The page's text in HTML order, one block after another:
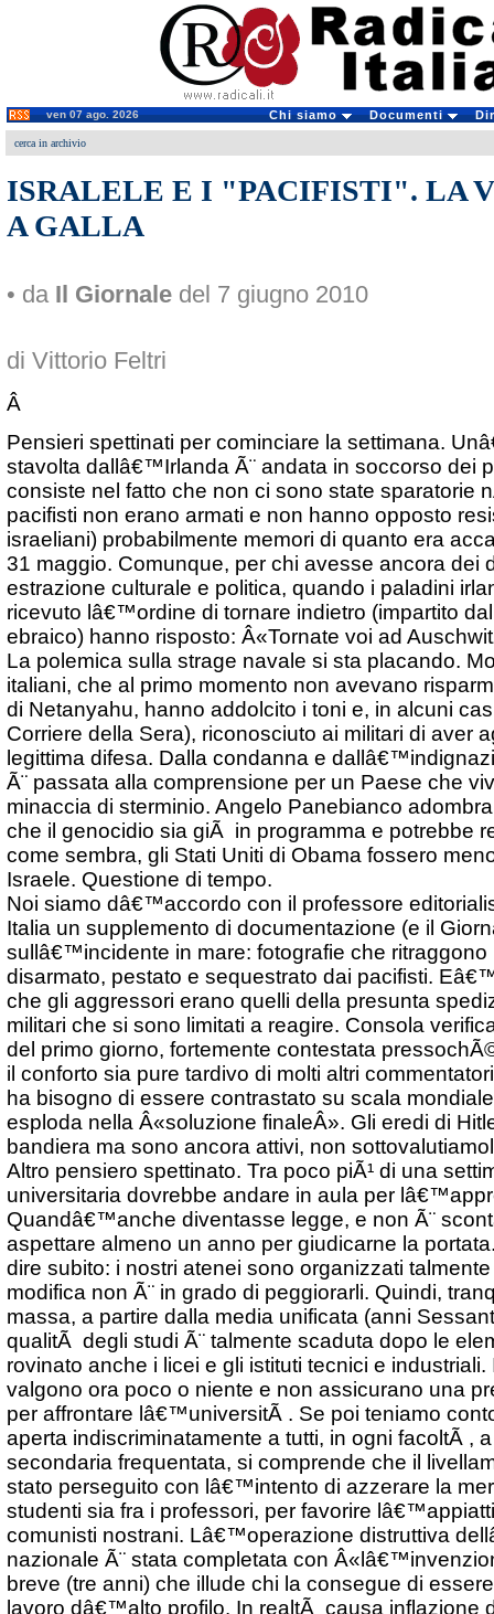
ven 07 ago. 2026 Chi siamo Documenti
cerca in archivio
ISRALELE E I "PACIFISTI". LA
A GALLA
• da Il Giornale del 7 giugno 2010
di Vittorio Feltri
Â
Pensieri spettinati per cominciare la settimana.
stavolta dallâ€™Irlanda Ã¨ andata in soccorso dei
consiste nel fatto che non ci sono state sparatorie
pacifisti non erano armati e non hanno opposto
israeliani) probabilmente memori di quanto era
31 maggio. Comunque, per chi avesse ancora dei
estrazione culturale e politica, quando i paladini
ricevuto lâ€™ordine di tornare indietro (impartito
ebraico) hanno risposto: Â«Tornate voi ad
La polemica sulla strage navale si sta placando.
italiani, che al primo momento non avevano
di Netanyahu, hanno addolcito i toni e, in alcuni
Corriere della Sera), riconosciuto ai militari di aver
legittima difesa. Dalla condanna e
Ã¨ passata alla comprensione per un Paese che
minaccia di sterminio. Angelo Panebianco
che il genocidio sia giÃ in programma e potrebbe
come sembra, gli Stati Uniti di Obama fossero
Israele. Questione di tempo.
Noi siamo dâ€™accordo con il professore
Italia un supplemento di documentazione (e il
sullâ€™incidente in mare: fotografie che
disarmato, pestato e sequestrato dai pacifisti.
che gli aggressori erano quelli della presunta
militari che si sono limitati a reagire. Consola
del primo giorno, fortemente contestata
il conforto sia pure tardivo di molti altri
ha bisogno di essere contrastato su scala
esploda nella Â«soluzione finaleÂ». Gli eredi di
bandiera ma sono ancora attivi, non
Altro pensiero spettinato. Tra poco piÃ¹ di una
universitaria dovrebbe andare in aula per
Quandâ€™anche diventasse legge, e non Ã¨
aspettare almeno un anno per giudicarne la
dire subito: i nostri atenei sono organizzati
modifica non Ã¨ in grado di peggiorarli. Quindi,
massa, a partire dalla media unificata (anni
qualitÃ degli studi Ã¨ talmente scaduta dopo le
rovinato anche i licei e gli istituti tecnici e
valgono ora poco o niente e non assicurano una
per affrontare lâ€™universitÃ . Se poi teniamo
aperta indiscriminatamente a tutti, in ogni facoltÃ ,
secondaria frequentata, si comprende che il
stato perseguito con lâ€™intento di azzerare la
studenti sia fra i professori, per favorire
comunisti nostrani. Lâ€™operazione distruttiva
nazionale Ã¨ stata completata con
breve (tre anni) che illude chi la consegue di
lavoro dâ€™alto profilo. In realtÃ causa inflazione